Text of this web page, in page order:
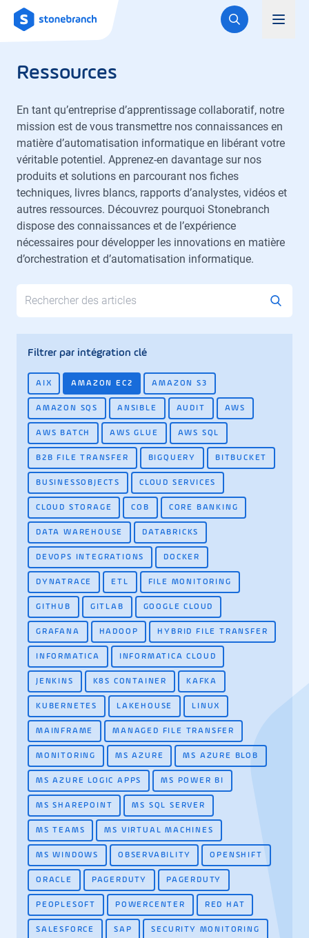
Logo
Ressources
En tant qu’entreprise d’apprentissage collaboratif, notre
mission est de vous transmettre nos connaissances en
matière d’automatisation informatique en libérant votre
véritable potentiel. Apprenez-en davantage sur nos
produits et solutions en parcourant nos fiches
techniques, livres blancs, rapports d’analystes, vidéos et
autres ressources. Découvrez pourquoi Stonebranch
dispose des connaissances et de l’expérience
nécessaires pour développer les innovations en matière
d’orchestration et d’automatisation informatique.
Search
Filtrer par intégration clé
AIX AMAZON EC2 AMAZON S3
AMAZON SQS ANSIBLE AUDIT AWS
AWS BATCH AWS GLUE AWS SQL
B2B FILE TRANSFER BIGQUERY BITBUCKET
BUSINESSOBJECTS CLOUD SERVICES
CLOUD STORAGE COB CORE BANKING
DATA WAREHOUSE DATABRICKS
DEVOPS INTEGRATIONS DOCKER
DYNATRACE ETL FILE MONITORING
GITHUB GITLAB GOOGLE CLOUD
GRAFANA HADOOP HYBRID FILE TRANSFER
INFORMATICA INFORMATICA CLOUD
JENKINS K8S CONTAINER KAFKA
KUBERNETES LAKEHOUSE LINUX
MAINFRAME MANAGED FILE TRANSFER
MONITORING MS AZURE MS AZURE BLOB
MS AZURE LOGIC APPS MS POWER BI
MS SHAREPOINT MS SQL SERVER
MS TEAMS MS VIRTUAL MACHINES
MS WINDOWS OBSERVABILITY OPENSHIFT
ORACLE PAGERDUTY PAGERDUTY
PEOPLESOFT POWERCENTER RED HAT
SALESFORCE SAP SECURITY MONITORING